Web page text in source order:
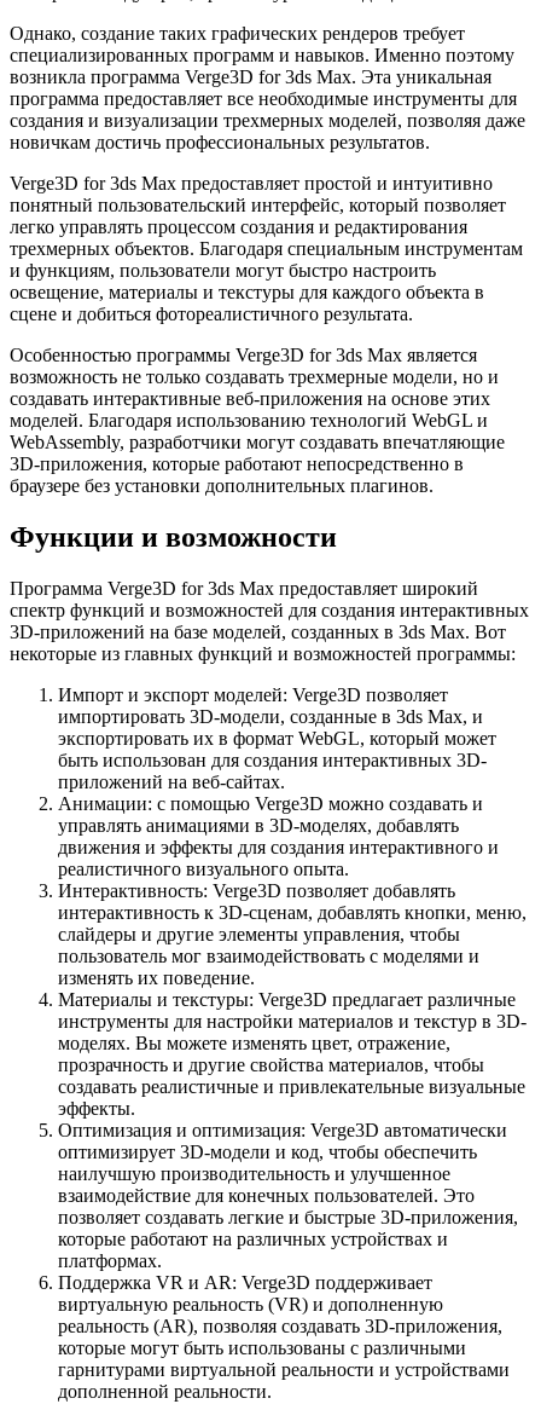
Однако, создание таких графических рендеров требует
специализированных программ и навыков. Именно поэтому
возникла программа Verge3D for 3ds Max. Эта уникальная
программа предоставляет все необходимые инструменты для
создания и визуализации трехмерных моделей, позволяя даже
новичкам достичь профессиональных результатов.
Verge3D for 3ds Max предоставляет простой и интуитивно
понятный пользовательский интерфейс, который позволяет
легко управлять процессом создания и редактирования
трехмерных объектов. Благодаря специальным инструментам
и функциям, пользователи могут быстро настроить
освещение, материалы и текстуры для каждого объекта в
сцене и добиться фотореалистичного результата.
Особенностью программы Verge3D for 3ds Max является
возможность не только создавать трехмерные модели, но и
создавать интерактивные веб-приложения на основе этих
моделей. Благодаря использованию технологий WebGL и
WebAssembly, разработчики могут создавать впечатляющие
3D-приложения, которые работают непосредственно в
браузере без установки дополнительных плагинов.
Функции и возможности
Программа Verge3D for 3ds Max предоставляет широкий
спектр функций и возможностей для создания интерактивных
3D-приложений на базе моделей, созданных в 3ds Max. Вот
некоторые из главных функций и возможностей программы:
Импорт и экспорт моделей: Verge3D позволяет
импортировать 3D-модели, созданные в 3ds Max, и
экспортировать их в формат WebGL, который может
быть использован для создания интерактивных 3D-
приложений на веб-сайтах.
Анимации: с помощью Verge3D можно создавать и
управлять анимациями в 3D-моделях, добавлять
движения и эффекты для создания интерактивного и
реалистичного визуального опыта.
Интерактивность: Verge3D позволяет добавлять
интерактивность к 3D-сценам, добавлять кнопки, меню,
слайдеры и другие элементы управления, чтобы
пользователь мог взаимодействовать с моделями и
изменять их поведение.
Материалы и текстуры: Verge3D предлагает различные
инструменты для настройки материалов и текстур в 3D-
моделях. Вы можете изменять цвет, отражение,
прозрачность и другие свойства материалов, чтобы
создавать реалистичные и привлекательные визуальные
эффекты.
Оптимизация и оптимизация: Verge3D автоматически
оптимизирует 3D-модели и код, чтобы обеспечить
наилучшую производительность и улучшенное
взаимодействие для конечных пользователей. Это
позволяет создавать легкие и быстрые 3D-приложения,
которые работают на различных устройствах и
платформах.
Поддержка VR и AR: Verge3D поддерживает
виртуальную реальность (VR) и дополненную
реальность (AR), позволяя создавать 3D-приложения,
которые могут быть использованы с различными
гарнитурами виртуальной реальности и устройствами
дополненной реальности.